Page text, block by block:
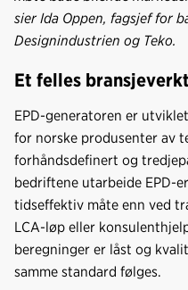
sier Ida Oppen, fagsjef for
Designindustrien og Teko.
Et felles
EPD-generatoren er
for norske produsenter av
forhåndsdefinert og
bedriftene utarbeide EPD-
tidseffektiv måte enn ved
LCA-løp eller
beregninger er låst og
samme standard følges.